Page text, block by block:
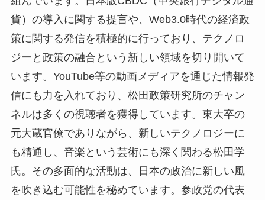
貨）の導入に関する提言や、Web3.0時代の経済政
策に関する発信を積極的に行っており、テクノロ
ジーと政策の融合という新しい領域を切り開いて
います。YouTube等の動画メディアを通じた情報発
信にも力を入れており、松田政策研究所のチャン
ネルは多くの視聴者を獲得しています。東大卒の
元大蔵官僚でありながら、新しいテクノロジーに
も精通し、音楽という芸術にも深く関わる松田学
氏。その多面的な活動は、日本の政治に新しい風
を吹き込む可能性を秘めています。参政党の代表